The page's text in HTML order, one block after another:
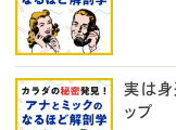
実は身
ップ